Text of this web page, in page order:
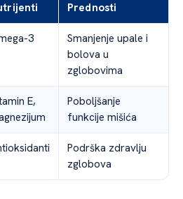
Prednosti
3
Smanjenje upale i
bolova u
zglobovima
E,
Poboljšanje
funkcije mišića
Podrška zdravlju
zglobova